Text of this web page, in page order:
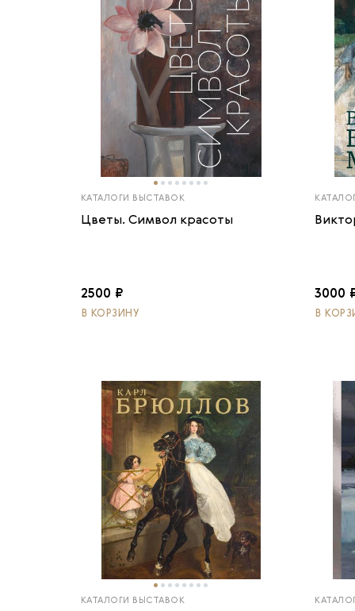
КАТАЛОГИ ВЫСТАВОК
Цветы. Символ красоты
2500 ₽
В КОРЗИНУ
3000
В
КАТАЛОГИ ВЫСТАВОК